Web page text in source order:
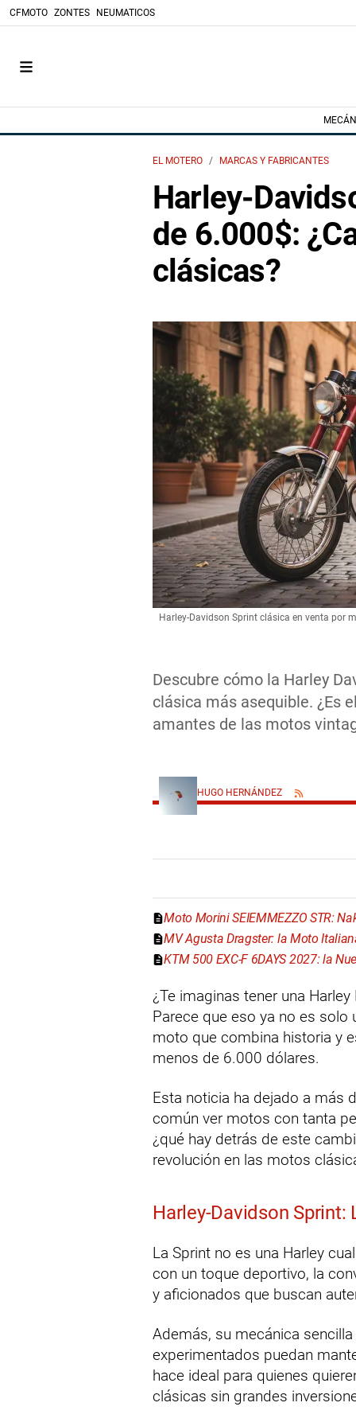
CFMOTO ZONTES NEUMATICOS
EL MOTERO MARCAS Y FABRICANTES
Harley-
de 6.000$:
clásicas?
Descubre cómo la Harley
clásica más asequible. ¿Es
amantes de las motos
Harley-Davidson Sprint clásica en venta por
HUGO HERNÁNDEZ
Moto Morini SEIEMMEZZO STR:
MV Agusta Dragster: la Moto
KTM 500 EXC-F 6DAYS 2027: la
¿Te imaginas tener una
Parece que eso ya no es solo
moto que combina historia y
menos de 6.000 dólares.
Esta noticia ha dejado a más
común ver motos con tanta
¿qué hay detrás de este
revolución en las motos
Harley-Davidson
La Sprint no es una Harley
con un toque deportivo, la
y aficionados que buscan
Además, su mecánica
experimentados puedan
hace ideal para quienes
clásicas sin grandes